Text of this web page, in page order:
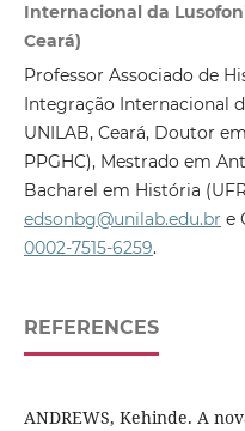
Internacional da
Ceará)
Professor Associado de
Integração Internacional
UNILAB, Ceará, Doutor
PPGHC), Mestrado em
Bacharel em História
edsonbg@unilab.edu.br e
0002-7515-6259.
REFERENCES
ANDREWS, Kehinde. A